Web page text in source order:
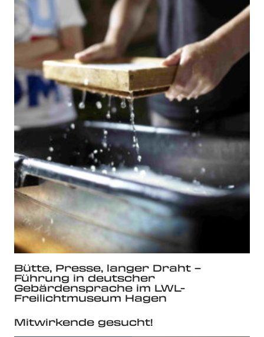
Bütte, Presse, langer Draht –
Führung in deutscher
Gebärdensprache im LWL-
Freilichtmuseum Hagen
Mitwirkende gesucht!